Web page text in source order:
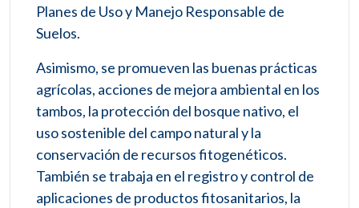
Planes de Uso y Manejo Responsable de
Suelos.
Asimismo, se promueven las buenas prácticas
agrícolas, acciones de mejora ambiental en los
tambos, la protección del bosque nativo, el
uso sostenible del campo natural y la
conservación de recursos fitogenéticos.
También se trabaja en el registro y control de
aplicaciones de productos fitosanitarios, la